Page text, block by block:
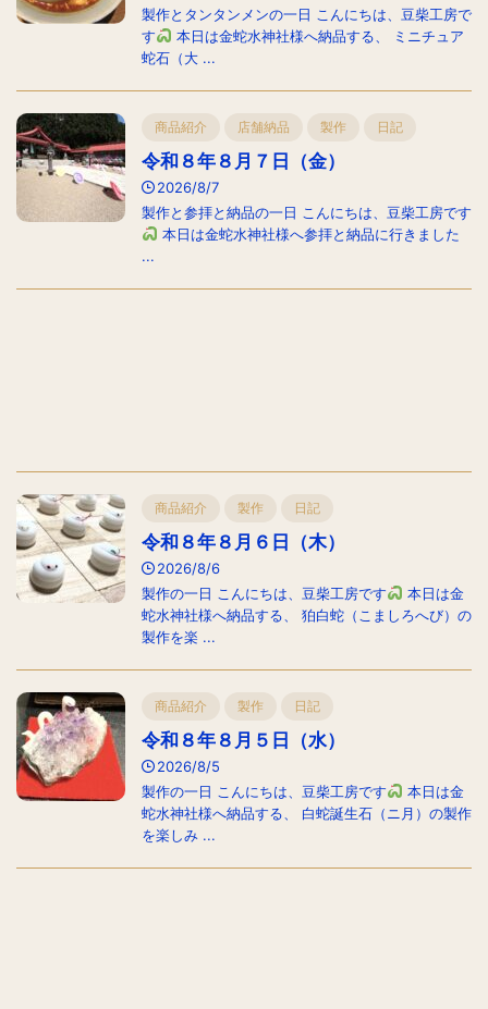
製作とタンタンメンの一日 こんにちは、豆柴工房で
す
本日は金蛇水神社様へ納品する、 ミニチュア
蛇石（大 ...
商品紹介 店舗納品 製作 日記
令和８年８月７日（金）
2026/8/7
製作と参拝と納品の一日 こんにちは、豆柴工房です
本日は金蛇水神社様へ参拝と納品に行きました
...
商品紹介 製作 日記
令和８年８月６日（木）
2026/8/6
製作の一日 こんにちは、豆柴工房です
本日は金
蛇水神社様へ納品する、 狛白蛇（こましろへび）の
製作を楽 ...
商品紹介 製作 日記
令和８年８月５日（水）
2026/8/5
製作の一日 こんにちは、豆柴工房です
本日は金
蛇水神社様へ納品する、 白蛇誕生石（ニ月）の製作
を楽しみ ...